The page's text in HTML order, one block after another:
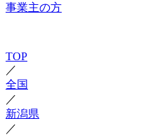
事業主の方
TOP
／
全国
／
新潟県
／